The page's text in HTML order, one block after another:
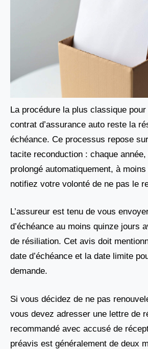
La procédure la plus classique
contrat d’assurance auto reste la
échéance. Ce processus repose
tacite reconduction : chaque
prolongé automatiquement, à
notifiez votre volonté de ne pas le
L’assureur est tenu de vous
d’échéance au moins quinze jours
de résiliation. Cet avis doit
date d’échéance et la date limite
demande.
Si vous décidez de ne pas
vous devez adresser une lettre de
recommandé avec accusé de
préavis est généralement de deux